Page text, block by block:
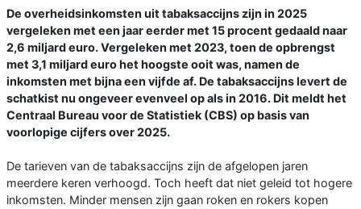
De overheidsinkomsten uit tabaksaccijns zijn in 2025
vergeleken met een jaar eerder met 15 procent gedaald naar
2,6 miljard euro. Vergeleken met 2023, toen de opbrengst
met 3,1 miljard euro het hoogste ooit was, namen de
inkomsten met bijna een vijfde af. De tabaksaccijns levert de
schatkist nu ongeveer evenveel op als in 2016. Dit meldt het
Centraal Bureau voor de Statistiek (CBS) op basis van
voorlopige cijfers over 2025.
De tarieven van de tabaksaccijns zijn de afgelopen jaren
meerdere keren verhoogd. Toch heeft dat niet geleid tot hogere
inkomsten. Minder mensen zijn gaan roken en rokers kopen